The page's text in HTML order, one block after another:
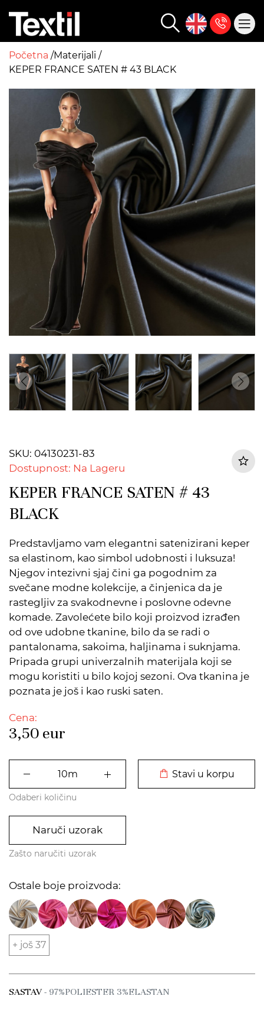
Početna Materijali
KEPER FRANCE SATEN # 43 BLACK
SKU: 04130231-83
Dostupnost: Na Lageru
KEPER FRANCE SATEN # 43
BLACK
Predstavljamo vam elegantni satenizirani keper
sa elastinom, kao simbol udobnosti i luksuza!
Njegov intezivni sjaj čini ga pogodnim za
svečane modne kolekcije, a činjenica da je
rastegljiv za svakodnevne i poslovne odevne
komade. Zavolećete bilo koji proizvod izrađen
od ove udobne tkanine, bilo da se radi o
pantalonama, sakoima, haljinama i suknjama.
Pripada grupi univerzalnih materijala koji se
mogu koristiti u bilo kojoj sezoni. Ova tkanina je
poznata je još i kao ruski saten.
Cena:
3,50 eur
Stavi u korpu
Odaberi količinu
Naruči uzorak
Zašto naručiti uzorak
Ostale boje proizvoda:
+ još 37
SASTAV- 97%POLIESTER 3%ELASTAN